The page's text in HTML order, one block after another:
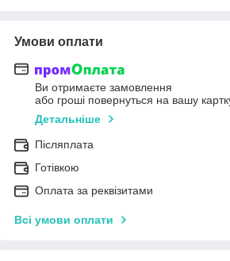
Умови оплати
Ви отримаєте замовлення
або гроші повернуться на вашу
Детальніше
Післяплата
Готівкою
Оплата за реквізитами
Всі умови оплати